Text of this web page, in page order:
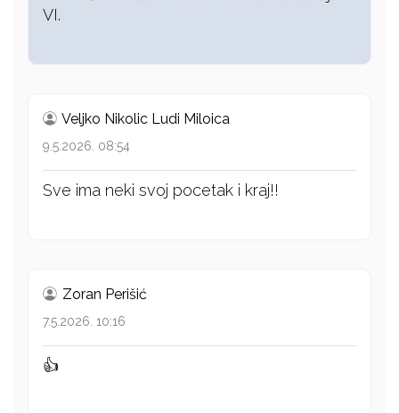
VI.
Veljko Nikolic Ludi Miloica
9.5.2026. 08:54
Sve ima neki svoj pocetak i kraj!!
Zoran Perišić
7.5.2026. 10:16
👍